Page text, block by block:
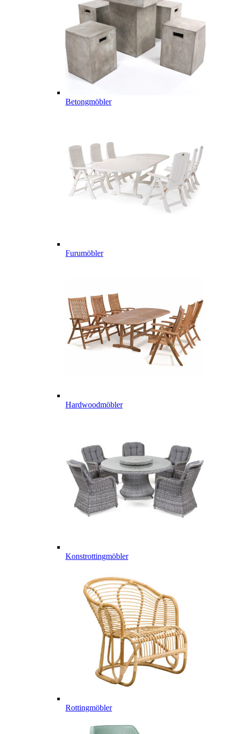
Betongmöbler
Furumöbler
Hardwoodmöbler
Konstrottingmöbler
Rottingmöbler